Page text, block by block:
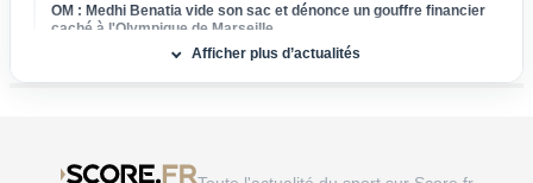
OM : Medhi Benatia vide son sac et dénonce un gouffre financier
caché à l'Olympique de Marseille
Mercato Lens : Un attaquant de Benfica dans le viseur, la Lazio
Afficher plus d’actualités